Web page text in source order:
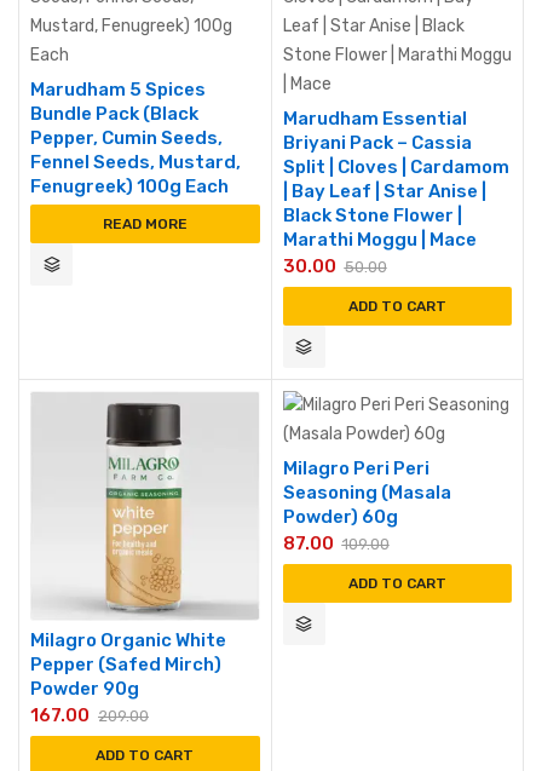
Marudham 5 Spices
Bundle Pack (Black
Pepper, Cumin Seeds,
Fennel Seeds, Mustard,
Fenugreek) 100g Each
READ MORE
Marudham Essential
Briyani Pack – Cassia
Split | Cloves | Cardamom
| Bay Leaf | Star Anise |
Black Stone Flower |
Marathi Moggu | Mace
50.00
30.00
ADD TO CART
Milagro Organic White
Pepper (Safed Mirch)
Powder 90g
209.00
167.00
ADD TO CART
Milagro Peri Peri
Seasoning (Masala
Powder) 60g
109.00
87.00
ADD TO CART